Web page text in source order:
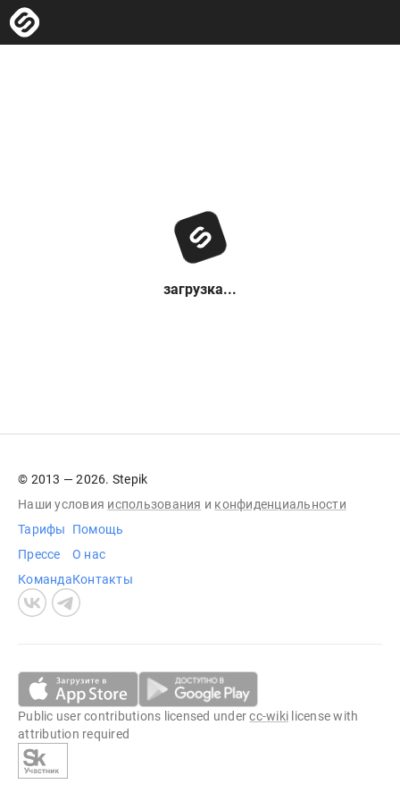
загрузка...
© 2013 — 2026. Stepik
Наши условия использования и конфиденциальности
Тарифы
Прессе
Команда
Помощь
О нас
Контакты
Public user contributions licensed undercc-wiki license with
attribution required